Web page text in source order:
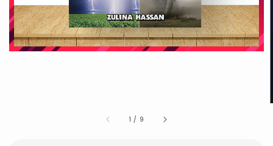
1 / 9